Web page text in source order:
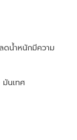
ดน้ำหนักมีความ
มันเทศ